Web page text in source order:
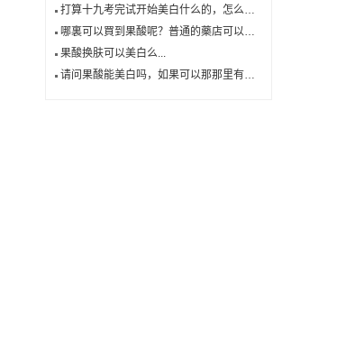
打算十九考完试开始美白什么的，怎么美...
哪裏可以買到果酸呢？普通的藥店可以嗎...
果酸换肤可以美白么...
请问果酸能美白吗，如果可以那那里有卖...